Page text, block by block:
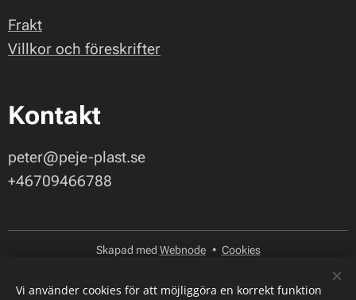
Frakt
Villkor och föreskrifter
Kontakt
peter@peje-plast.se
+46709466788
Skapad med Webnode Cookies
Språk
Vi använder cookies för att möjliggöra en korrekt funktion